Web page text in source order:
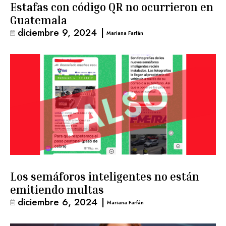
Estafas con código QR no ocurrieron en
Guatemala
diciembre 9, 2024 | Mariana Farfán
Los semáforos inteligentes no están
emitiendo multas
diciembre 6, 2024 | Mariana Farfán